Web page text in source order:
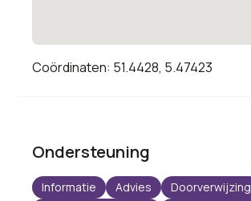
Coördinaten: 51.4428, 5.47423
Ondersteuning
Informatie Advies
Doorverwijzing